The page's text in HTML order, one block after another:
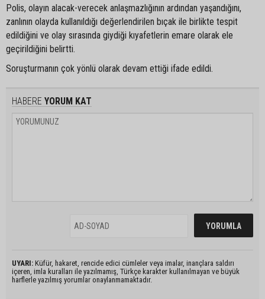
Polis, olayın alacak-verecek anlaşmazlığının ardından yaşandığını,
zanlının olayda kullanıldığı değerlendirilen bıçak ile birlikte tespit
edildiğini ve olay sırasında giydiği kıyafetlerin emare olarak ele
geçirildiğini belirtti.
Soruşturmanın çok yönlü olarak devam ettiği ifade edildi.
HABERE YORUM KAT
UYARI: Küfür, hakaret, rencide edici cümleler veya imalar, inançlara saldırı
içeren, imla kuralları ile yazılmamış, Türkçe karakter kullanılmayan ve büyük
harflerle yazılmış yorumlar onaylanmamaktadır.